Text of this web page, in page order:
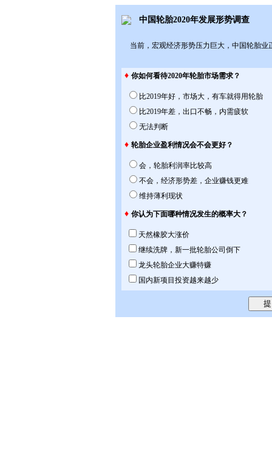
中国轮胎2020年发展形势调查
当前，宏观经济形势压力巨大，中国轮胎
♦ 你如何看待2020年轮胎市场需求？
比2019年好，市场大，有车就得用轮胎
比2019年差，出口不畅，内需疲软
无法判断
♦ 轮胎企业盈利情况会不会更好？
会，轮胎利润率比较高
不会，经济形势差，企业赚钱更难
维持薄利现状
♦ 你认为下面哪种情况发生的概率大？
天然橡胶大涨价
继续洗牌，新一批轮胎公司倒下
龙头轮胎企业大赚特赚
国内新项目投资越来越少